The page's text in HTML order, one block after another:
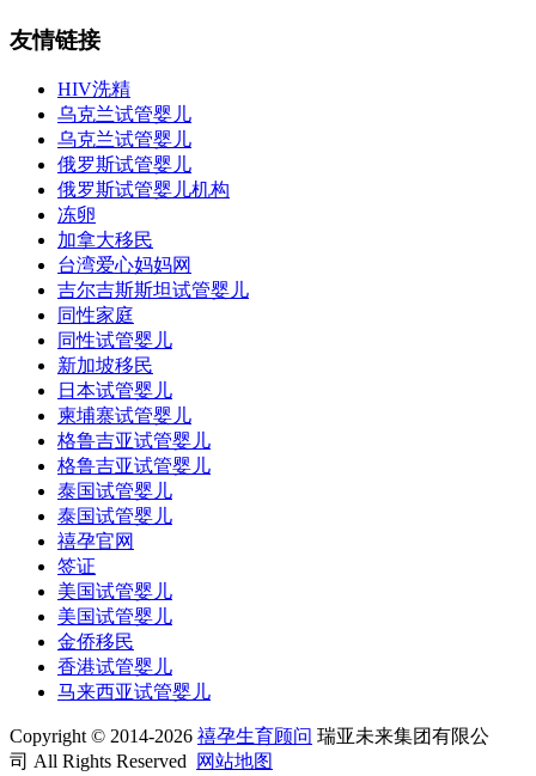
友情链接
HIV洗精
乌克兰试管婴儿
乌克兰试管婴儿
俄罗斯试管婴儿
俄罗斯试管婴儿机构
冻卵
加拿大移民
台湾爱心妈妈网
吉尔吉斯斯坦试管婴儿
同性家庭
同性试管婴儿
新加坡移民
日本试管婴儿
柬埔寨试管婴儿
格鲁吉亚试管婴儿
格鲁吉亚试管婴儿
泰国试管婴儿
泰国试管婴儿
禧孕官网
签证
美国试管婴儿
美国试管婴儿
金侨移民
香港试管婴儿
马来西亚试管婴儿
Copyright © 2014-2026 禧孕生育顾问 瑞亚未来集团有限公
司 All Rights Reserved
网站地图